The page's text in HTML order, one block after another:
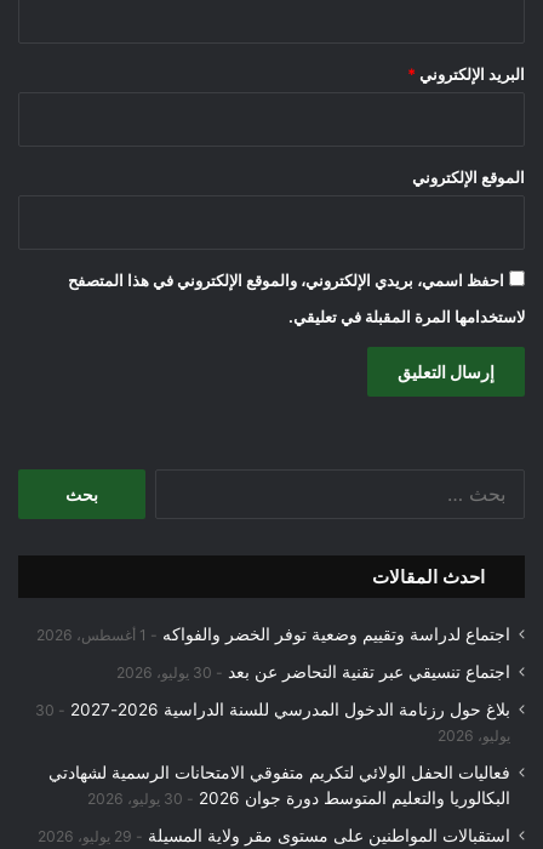
البريد الإلكتروني *
الموقع الإلكتروني
احفظ اسمي، بريدي الإلكتروني، والموقع الإلكتروني في هذا المتصفح
لاستخدامها المرة المقبلة في تعليقي.
احدث المقالات
اجتماع لدراسة وتقييم وضعية توفر الخضر والفواكه 1 أغسطس، 2026
اجتماع تنسيقي عبر تقنية التحاضر عن بعد 30 يوليو، 2026
بلاغ حول رزنامة الدخول المدرسي للسنة الدراسية 2026-2027
30
يوليو، 2026
فعاليات الحفل الولائي لتكريم متفوقي الامتحانات الرسمية لشهادتي
البكالوريا والتعليم المتوسط دورة جوان 2026
30 يوليو، 2026
استقبالات المواطنين على مستوى مقر ولاية المسيلة 29 يوليو، 2026